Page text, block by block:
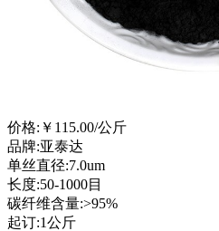
价格: ￥115.00/公斤
品牌:亚泰达
单丝直径:7.0um
长度:50-1000目
碳纤维含量:>95%
起订:1公斤